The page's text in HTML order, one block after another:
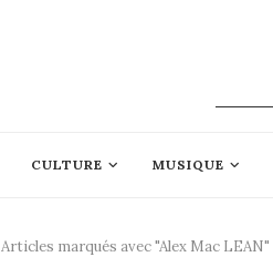
CULTURE MUSIQUE
Articles marqués avec "Alex Mac LEAN"